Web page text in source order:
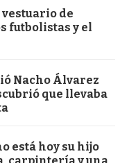
de
futbolistas y el
Nacho Álvarez
que llevaba
está hoy su hijo